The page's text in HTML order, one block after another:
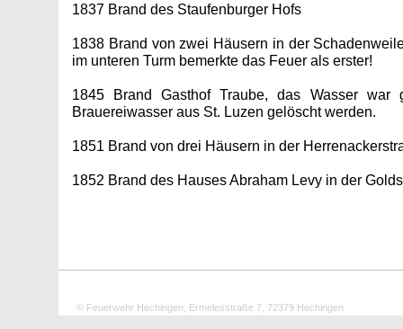
1837 Brand des Staufenburger Hofs
1838 Brand von zwei Häusern in der
im unteren Turm bemerkte das Feuer als erster!
1845 Brand Gasthof Traube, das Wasser war
Brauereiwasser aus St. Luzen gelöscht werden.
1851 Brand von drei Häusern in der
1852 Brand des Hauses Abraham Levy in der
© Feuerwehr Hechingen, Ermelesstraße 7, 72379 Hechingen